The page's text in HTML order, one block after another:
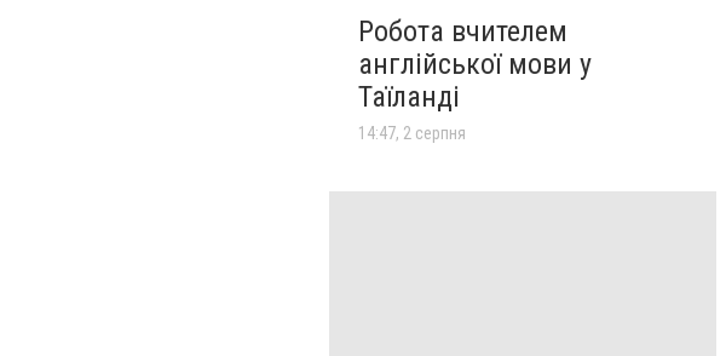
Робота вчителем
англійської мови у
Таїланді
14:47, 2 серпня